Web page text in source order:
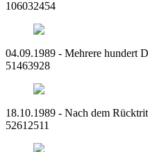
106032454
04.09.1989 - Mehrere hundert
51463928
18.10.1989 - Nach dem
52612511